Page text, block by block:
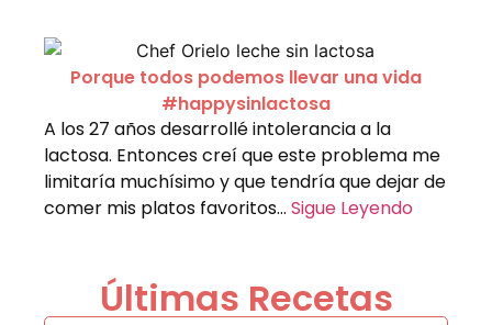
Porque todos podemos llevar una vida
#happysinlactosa
A los 27 años desarrollé intolerancia a la
lactosa. Entonces creí que este problema me
limitaría muchísimo y que tendría que dejar de
comer mis platos favoritos… Sigue Leyendo
Últimas Recetas